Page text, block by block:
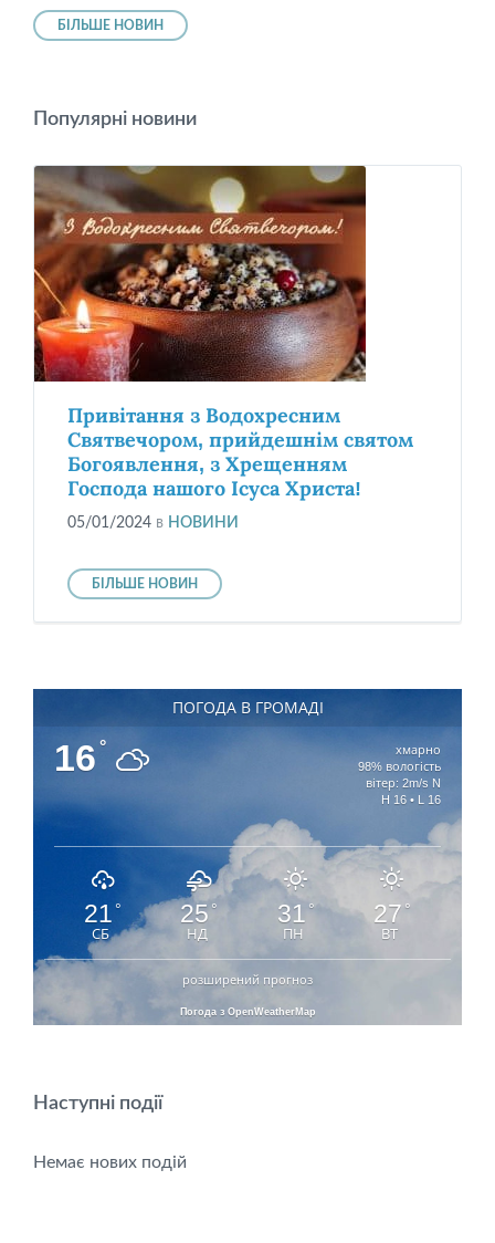
БІЛЬШЕ НОВИН
Популярні новини
Привітання з Водохресним
Святвечором, прийдешнім святом
Богоявлення, з Хрещенням
Господа нашого Ісуса Христа!
05/01/2024 в НОВИНИ
БІЛЬШЕ НОВИН
ПОГОДА В ГРОМАДІ
16 °
хмарно
98% вологість
вітер: 2m/s N
H 16 • L 16
21 °
СБ
25°
НД
31 °
ПН
27 °
ВТ
розширений прогноз
Погода з OpenWeatherMap
Наступні події
Немає нових подій